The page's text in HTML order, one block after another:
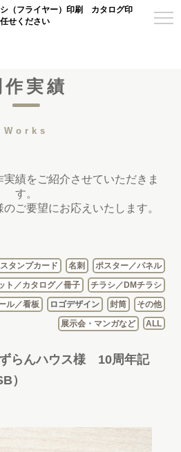
（フライヤー）印刷 カタログ印
せください
作実績
Works
績をご紹介させていただきま
す。
ご要望にお応えいたします。
タンプカード 名刺
ポスター／パネル
ト／カタログ／冊子
チラシ／DMチラシ
ル／看板
ロゴデザイン 封筒
その他
展示会・マンガなど
ALL
らんハウス様 10周年記
）